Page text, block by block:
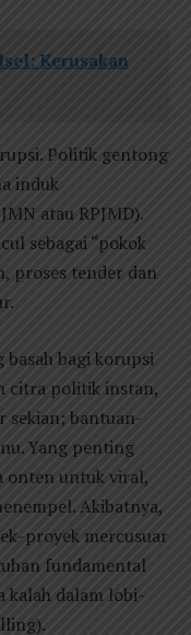
Kerusakan
Politik gentong
induk
atau RPJMD).
sebagai “pokok
proses tender dan
bagi korupsi
citra politik instan,
sekian; bantuan-
Yang penting
onten untuk viral,
Akibatnya,
proyek mercusuar
fundamental
kalah dalam lobi-